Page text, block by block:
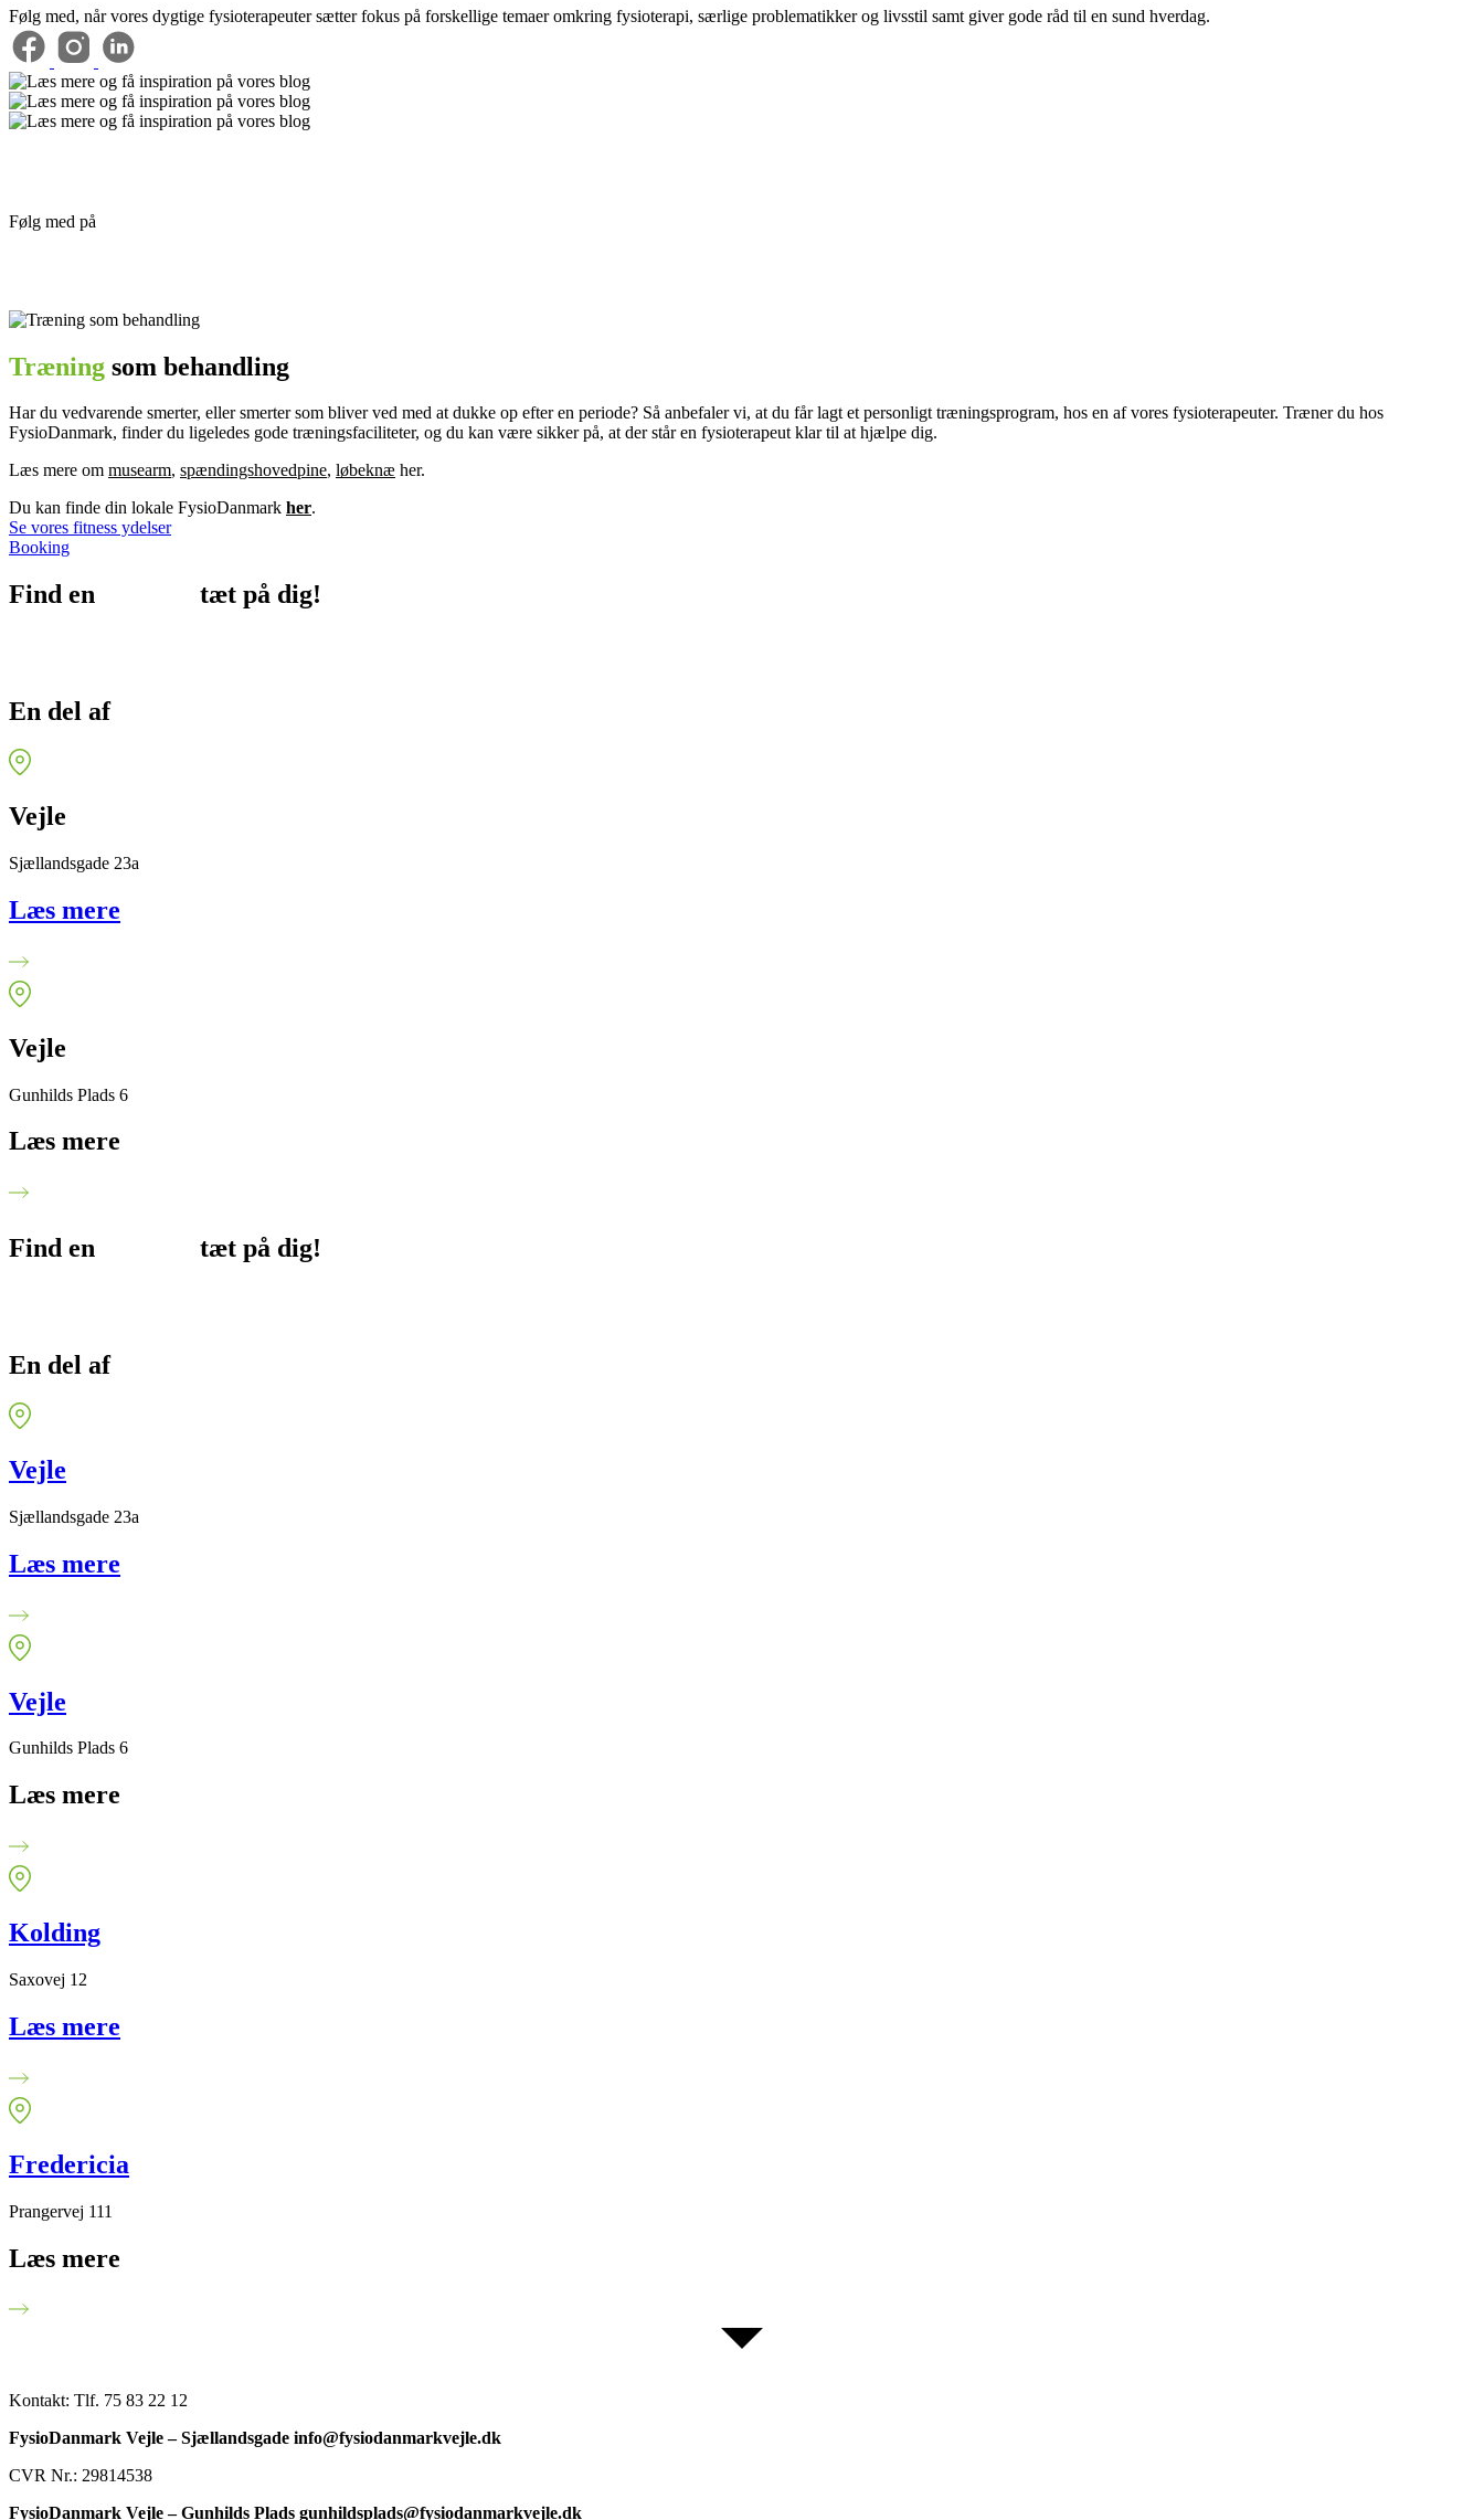
Følg med, når vores dygtige fysioterapeuter sætter fokus på forskellige temaer omkring fysioterapi, særlige problematikker og livsstil samt giver gode råd til en sund hverdag.
Følg med på
Træning som behandling
Har du vedvarende smerter, eller smerter som bliver ved med at dukke op efter en periode? Så anbefaler vi, at du får lagt et personligt træningsprogram, hos en af vores fysioterapeuter. Træner du hos
FysioDanmark, finder du ligeledes gode træningsfaciliteter, og du kan være sikker på, at der står en fysioterapeut klar til at hjælpe dig.
Læs mere om musearm, spændingshovedpine, løbeknæ her.
Du kan finde din lokale FysioDanmark her.
Se vores fitness ydelser
Booking
Find en tæt på dig!
En del af
Vejle
Sjællandsgade 23a
Læs mere
Vejle
Gunhilds Plads 6
Læs mere
Find en tæt på dig!
En del af
Vejle
Sjællandsgade 23a
Læs mere
Vejle
Gunhilds Plads 6
Læs mere
Kolding
Saxovej 12
Læs mere
Fredericia
Prangervej 111
Læs mere
Kontakt: Tlf. 75 83 22 12
FysioDanmark Vejle – Sjællandsgade info@fysiodanmarkvejle.dk
CVR Nr.: 29814538
FysioDanmark Vejle – Gunhilds Plads gunhildsplads@fysiodanmarkvejle.dk